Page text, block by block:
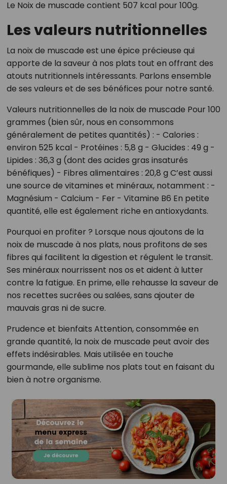
Le Noix de muscade contient 507 kcal pour 100g.
Les valeurs nutritionnelles
La noix de muscade est une épice précieuse qui
apporte de la saveur à nos plats tout en offrant des
atouts nutritionnels intéressants. Parlons ensemble
de ses valeurs et de ses bénéfices pour notre santé.
Valeurs nutritionnelles de la noix de muscade Pour 100
grammes (bien sûr, nous en consommons
généralement de petites quantités) : - Calories :
environ 525 kcal - Protéines : 5,8 g - Glucides : 49 g -
Lipides : 36,3 g (dont des acides gras insaturés
bénéfiques) - Fibres alimentaires : 20,8 g C’est aussi
une source de vitamines et minéraux, notamment : -
Magnésium - Calcium - Fer - Vitamine B6 En petite
quantité, elle est également riche en antioxydants.
Pourquoi en profiter ? Lorsque nous ajoutons de la
noix de muscade à nos plats, nous profitons de ses
fibres qui facilitent la digestion et régulent le transit.
Ses minéraux nourrissent nos os et aident à lutter
contre la fatigue. En prime, elle rehausse la saveur de
nos recettes sucrées ou salées, sans ajouter de
mauvais gras ni de sucre.
Prudence et bienfaits Attention, consommée en
grande quantité, la noix de muscade peut avoir des
effets indésirables. Mais utilisée en touche
gourmande, elle sublime nos plats tout en faisant du
bien à notre organisme.